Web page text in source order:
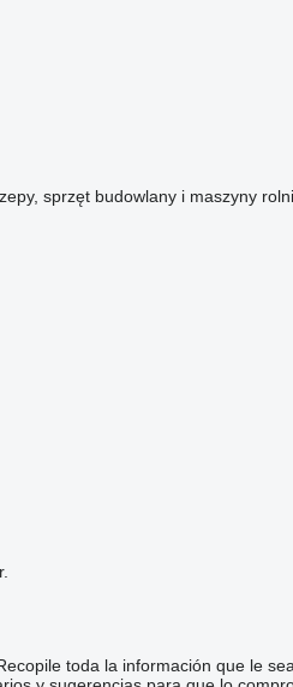
sprzęt budowlany i maszyny
toda la información que le